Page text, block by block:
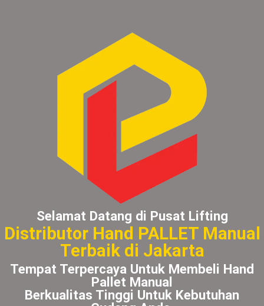
Selamat Datang di Pusat Lifting
Distributor Hand PALLET Manual
Terbaik di Jakarta
Tempat Terpercaya Untuk Membeli Hand
Pallet Manual
Berkualitas Tinggi Untuk Kebutuhan